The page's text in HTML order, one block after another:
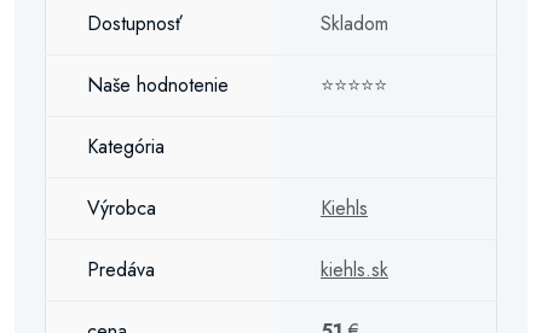
Dostupnosť Skladom
Naše hodnotenie ⭐⭐⭐⭐⭐
Kategória
Výrobca Kiehls
Predáva kiehls.sk